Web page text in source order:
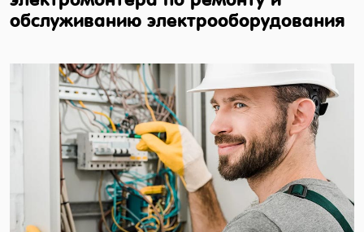
обслуживанию электрооборудования